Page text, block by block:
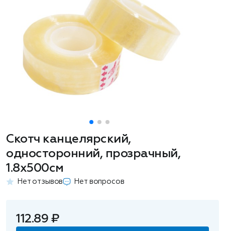
Скотч канцелярский,
односторонний, прозрачный,
1.8x500см
Нет отзывов Нет вопросов
112.89 ₽